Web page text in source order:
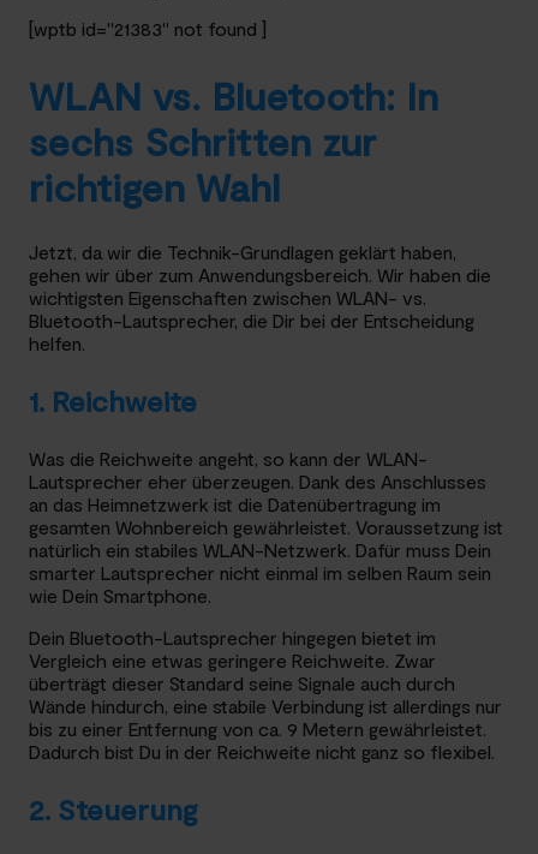
[wptb id="21383" not found ]
WLAN vs. Bluetooth: In
sechs Schritten zur
richtigen Wahl
Jetzt, da wir die Technik-Grundlagen geklärt haben,
gehen wir über zum Anwendungsbereich. Wir haben die
wichtigsten Eigenschaften zwischen WLAN- vs.
Bluetooth-Lautsprecher, die Dir bei der Entscheidung
helfen.
1. Reichweite
Was die Reichweite angeht, so kann der WLAN-
Lautsprecher eher überzeugen. Dank des Anschlusses
an das Heimnetzwerk ist die Datenübertragung im
gesamten Wohnbereich gewährleistet. Voraussetzung ist
natürlich ein stabiles WLAN-Netzwerk. Dafür muss Dein
smarter Lautsprecher nicht einmal im selben Raum sein
wie Dein Smartphone.
Dein Bluetooth-Lautsprecher hingegen bietet im
Vergleich eine etwas geringere Reichweite. Zwar
überträgt dieser Standard seine Signale auch durch
Wände hindurch, eine stabile Verbindung ist allerdings nur
bis zu einer Entfernung von ca. 9 Metern gewährleistet.
Dadurch bist Du in der Reichweite nicht ganz so flexibel.
2. Steuerung